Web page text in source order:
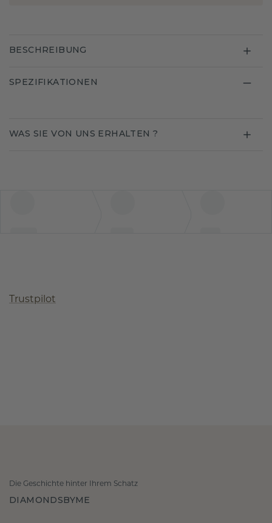
BESCHREIBUNG
SPEZIFIKATIONEN
WAS SIE VON UNS ERHALTEN ?
Trustpilot
Die Geschichte hinter Ihrem Schatz
DIAMONDSBYME